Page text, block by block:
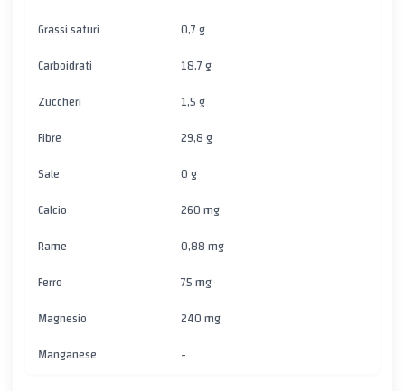
Grassi saturi
0,7 g
Carboidrati
18,7 g
Zuccheri
1,5 g
Fibre
29,8 g
Sale
0 g
Calcio
260 mg
Rame
0,88 mg
Ferro
75 mg
Magnesio
240 mg
Manganese
-